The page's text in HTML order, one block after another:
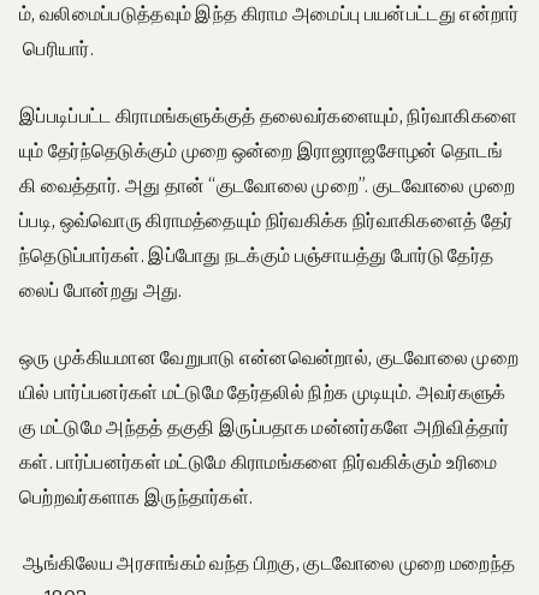
ம், வலிமைப்படுத்தவும் இந்த கிராம அமைப்பு பயன்பட்டது என்றார்
பெரியார்.
இப்படிப்பட்ட கிராமங்களுக்குத் தலைவர்களையும், நிர்வாகிகளை
யும் தேர்ந்தெடுக்கும் முறை ஒன்றை இராஜராஜசோழன் தொடங்
கி வைத்தார். அது தான் “குடவோலை முறை”. குடவோலை முறை
ப்படி, ஒவ்வொரு கிராமத்தையும் நிர்வகிக்க நிர்வாகிகளைத் தேர்
ந்தெடுப்பார்கள். இப்போது நடக்கும் பஞ்சாயத்து போர்டு தேர்த
லைப் போன்றது அது.
ஒரு முக்கியமான வேறுபாடு என்னவென்றால், குடவோலை முறை
யில் பார்ப்பனர்கள் மட்டுமே தேர்தலில் நிற்க முடியும். அவர்களுக்
கு மட்டுமே அந்தத் தகுதி இருப்பதாக மன்னர்களே அறிவித்தார்
கள். பார்ப்பனர்கள் மட்டுமே கிராமங்களை நிர்வகிக்கும் உரிமை
பெற்றவர்களாக இருந்தார்கள்.
ஆங்கிலேய அரசாங்கம் வந்த பிறகு, குடவோலை முறை மறைந்த